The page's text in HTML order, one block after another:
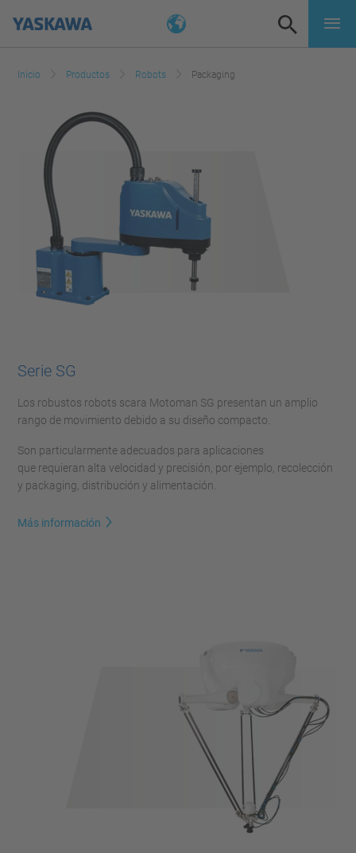
Inicio Productos Robots Packaging
Serie SG
Los robustos robots scara Motoman SG presentan un amplio
rango de movimiento debido a su diseño compacto.
Son particularmente adecuados para aplicaciones
que requieran alta velocidad y precisión, por ejemplo, recolección
y packaging, distribución y alimentación.
Más información